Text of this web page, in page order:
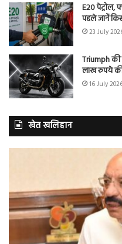
E20 पेट्रोल,
पहले जानें
23 July
Triumph की
लाख रुपये
16 July
खेत खलिहान